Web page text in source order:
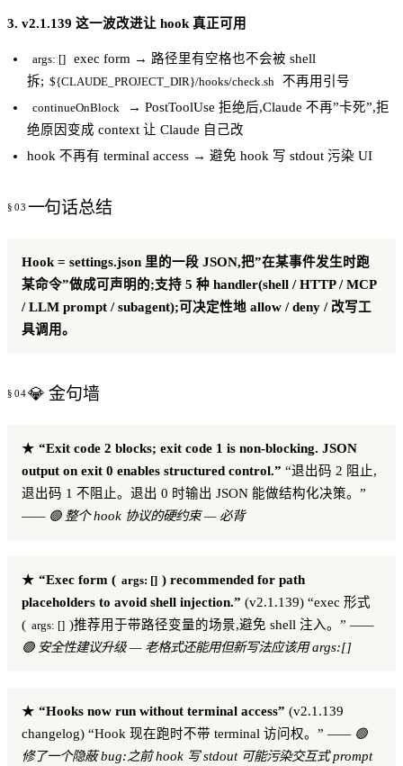
3. v2.1.139 这一波改进让 hook 真正可用
args: []
exec form → 路径里有空格也不会被 shell
拆; ${CLAUDE_PROJECT_DIR}/hooks/check.sh 不再用引号
continueOnBlock
→ PostToolUse 拒绝后,Claude 不再”卡死”,拒
绝原因变成 context 让 Claude 自己改
hook 不再有 terminal access → 避免 hook 写 stdout 污染 UI
一句话总结
Hook = settings.json 里的一段 JSON,把”在某事件发生时跑
某命令”做成可声明的;支持 5 种 handler(shell / HTTP / MCP
/ LLM prompt / subagent);可决定性地 allow / deny / 改写工
具调用。
💎 金句墙
★ “Exit code 2 blocks; exit code 1 is non-blocking. JSON
output on exit 0 enables structured control.” “退出码 2 阻止,
退出码 1 不阻止。退出 0 时输出 JSON 能做结构化决策。”
—— 🟢 整个 hook 协议的硬约束 — 必背
★ “Exec form ( args: [] ) recommended for path
placeholders to avoid shell injection.” (v2.1.139) “exec 形式
( args: [] )推荐用于带路径变量的场景,避免 shell 注入。”——
🟢 安全性建议升级 — 老格式还能用但新写法应该用 args:[]
★ “Hooks now run without terminal access” (v2.1.139
changelog) “Hook 现在跑时不带 terminal 访问权。” —— 🟢
修了一个隐蔽 bug:之前 hook 写 stdout 可能污染交互式 prompt